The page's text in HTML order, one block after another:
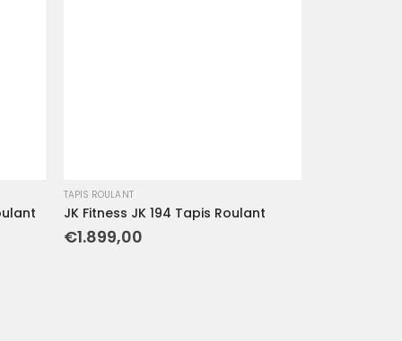
TAPIS ROULANT
JK Fitness JK 194 Tapis Roulant
€1.899,00